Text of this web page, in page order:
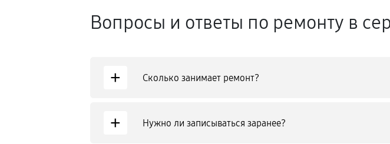
Вопросы и ответы по ремонту в
+ Сколько занимает ремонт?
+ Нужно ли записываться заранее?